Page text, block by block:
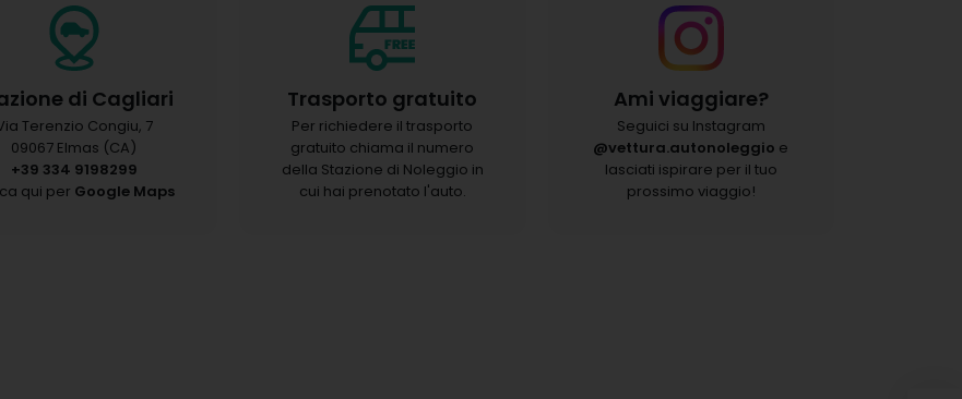
di Cagliari
Terenzio Congiu, 7
09067 Elmas (CA)
+39 334 9198299
qui per Google Maps
Trasporto gratuito
Per richiedere il trasporto
gratuito chiama il numero
della Stazione di Noleggio in
cui hai prenotato l'auto.
Ami viaggiare?
Seguici su Instagram
@vettura.autonoleggio e
lasciati ispirare per il tuo
prossimo viaggio!